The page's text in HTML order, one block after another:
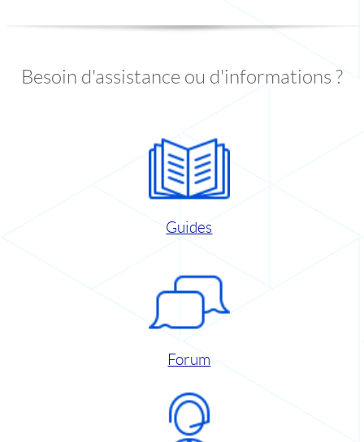
Besoin d'assistance ou d'informations ?
Guides
Forum